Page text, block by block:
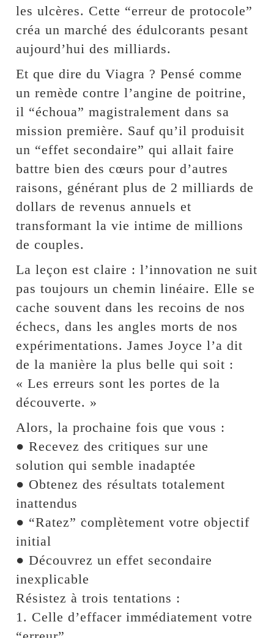
les ulcères. Cette “erreur de protocole”
créa un marché des édulcorants pesant
aujourd’hui des milliards.
Et que dire du Viagra ? Pensé comme
un remède contre l’angine de poitrine,
il “échoua” magistralement dans sa
mission première. Sauf qu’il produisit
un “effet secondaire” qui allait faire
battre bien des cœurs pour d’autres
raisons, générant plus de 2 milliards de
dollars de revenus annuels et
transformant la vie intime de millions
de couples.
La leçon est claire : l’innovation ne suit
pas toujours un chemin linéaire. Elle se
cache souvent dans les recoins de nos
échecs, dans les angles morts de nos
expérimentations. James Joyce l’a dit
de la manière la plus belle qui soit :
« Les erreurs sont les portes de la
découverte. »
Alors, la prochaine fois que vous :
● Recevez des critiques sur une
solution qui semble inadaptée
● Obtenez des résultats totalement
inattendus
● “Ratez” complètement votre objectif
initial
● Découvrez un effet secondaire
inexplicable
Résistez à trois tentations :
1. Celle d’effacer immédiatement votre